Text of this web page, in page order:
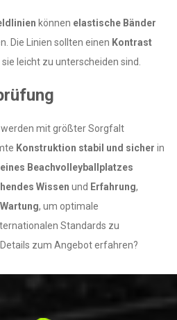
können elastische Bänder
Die Linien sollten einen Kontrast
leicht zu unterscheiden sind.
werden mit größter Sorgfalt
Konstruktion stabil und sicher in
eines Beachvolleyballplatzes
Wissen und Erfahrung,
, um optimale
Standards zu
zum Angebot erfahren?